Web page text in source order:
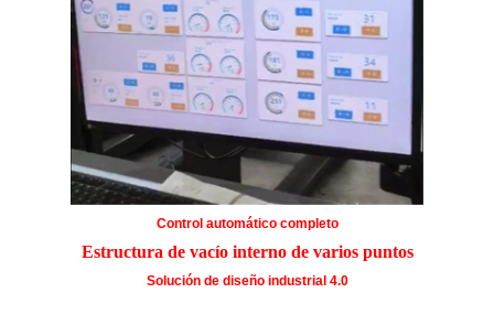
Control automático completo
Estructura de vacío interno de varios puntos
Solución de diseño industrial 4.0